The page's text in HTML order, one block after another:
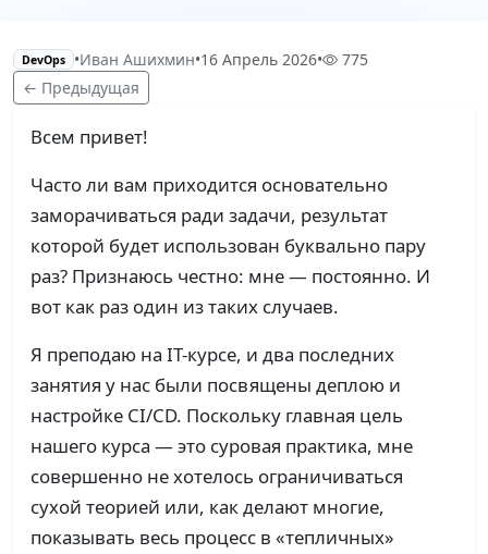
DevOps •Иван Ашихмин•16 Апрель 2026•
775
← Предыдущая
Всем привет!
Часто ли вам приходится основательно
заморачиваться ради задачи, результат
которой будет использован буквально пару
раз? Признаюсь честно: мне — постоянно. И
вот как раз один из таких случаев.
Я преподаю на IT-курсе, и два последних
занятия у нас были посвящены деплою и
настройке CI/CD. Поскольку главная цель
нашего курса — это суровая практика, мне
совершенно не хотелось ограничиваться
сухой теорией или, как делают многие,
показывать весь процесс в «тепличных»